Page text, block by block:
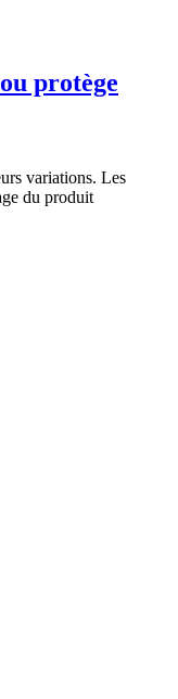
protège
variations. Les
du produit